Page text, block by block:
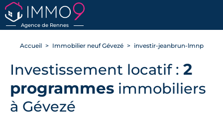
Agence de Rennes
RETOUR
Accueil Immobilier neuf Gévezé investir-jeanbrun-lmnp
Investissement locatif : 2
programmes immobiliers
à Gévezé